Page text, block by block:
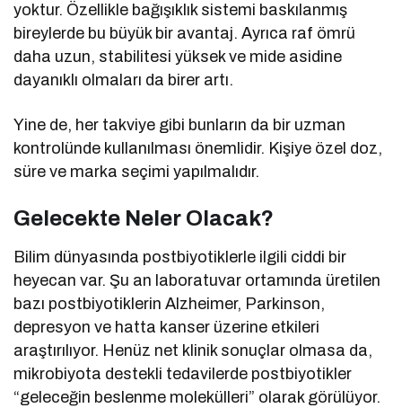
yoktur. Özellikle bağışıklık sistemi baskılanmış
bireylerde bu büyük bir avantaj. Ayrıca raf ömrü
daha uzun, stabilitesi yüksek ve mide asidine
dayanıklı olmaları da birer artı.
Yine de, her takviye gibi bunların da bir uzman
kontrolünde kullanılması önemlidir. Kişiye özel doz,
süre ve marka seçimi yapılmalıdır.
Gelecekte Neler Olacak?
Bilim dünyasında postbiyotiklerle ilgili ciddi bir
heyecan var. Şu an laboratuvar ortamında üretilen
bazı postbiyotiklerin Alzheimer, Parkinson,
depresyon ve hatta kanser üzerine etkileri
araştırılıyor. Henüz net klinik sonuçlar olmasa da,
mikrobiyota destekli tedavilerde postbiyotikler
“geleceğin beslenme molekülleri” olarak görülüyor.